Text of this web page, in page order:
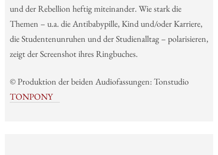
und der Rebellion heftig miteinander. Wie stark die
Themen – u.a. die Antibabypille, Kind und/oder Karriere,
die Studentenunruhen und der Studienalltag – polarisieren,
zeigt der Screenshot ihres Ringbuches.
© Produktion der beiden Audiofassungen: Tonstudio
TONPONY